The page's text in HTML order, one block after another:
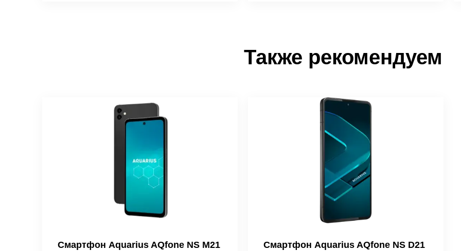
Также рекомендуем
Смартфон Aquarius AQfone NS M21 Смартфон Aquarius AQfone NS D21